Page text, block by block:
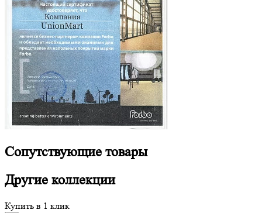
Сопутствующие товары
Другие коллекции
Купить в 1 клик